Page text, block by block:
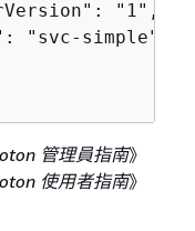
"1",
"svc-simple"
管理員指南》
使用者指南》